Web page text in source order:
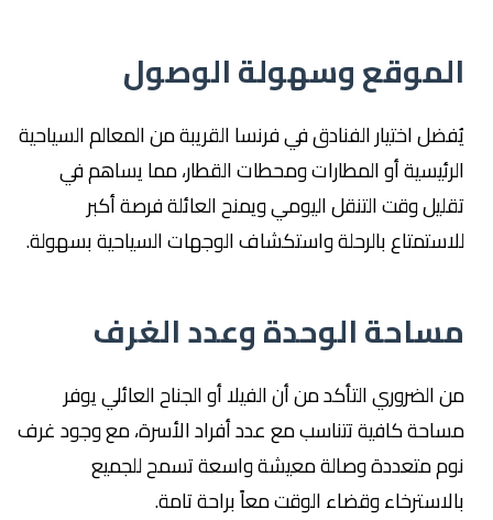
الموقع وسهولة الوصول
يُفضل اختيار الفنادق في فرنسا القريبة من المعالم السياحية
الرئيسية أو المطارات ومحطات القطار، مما يساهم في
تقليل وقت التنقل اليومي ويمنح العائلة فرصة أكبر
للاستمتاع بالرحلة واستكشاف الوجهات السياحية بسهولة.
مساحة الوحدة وعدد الغرف
من الضروري التأكد من أن الفيلا أو الجناح العائلي يوفر
مساحة كافية تتناسب مع عدد أفراد الأسرة، مع وجود غرف
نوم متعددة وصالة معيشة واسعة تسمح للجميع
بالاسترخاء وقضاء الوقت معاً براحة تامة.